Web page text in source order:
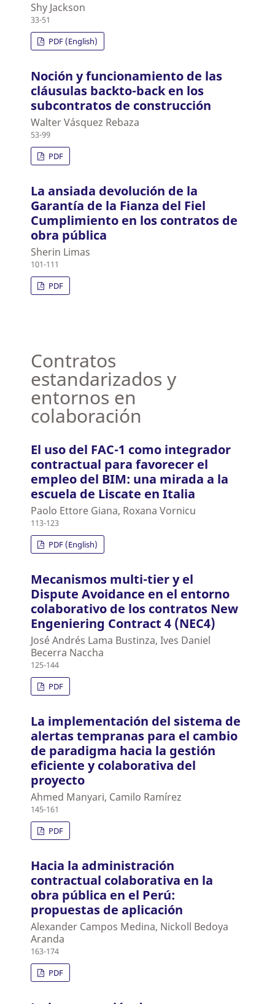
Shy Jackson
33-51
PDF (English)
Noción y funcionamiento de las
cláusulas backto-back en los
subcontratos de construcción
Walter Vásquez Rebaza
53-99
PDF
La ansiada devolución de la
Garantía de la Fianza del Fiel
Cumplimiento en los contratos de
obra pública
Sherin Limas
101-111
PDF
Contratos
estandarizados y
entornos en
colaboración
El uso del FAC-1 como integrador
contractual para favorecer el
empleo del BIM: una mirada a la
escuela de Liscate en Italia
Paolo Ettore Giana, Roxana Vornicu
113-123
PDF (English)
Mecanismos multi-tier y el
Dispute Avoidance en el entorno
colaborativo de los contratos New
Engeniering Contract 4 (NEC4)
José Andrés Lama Bustinza, Ives Daniel
Becerra Naccha
125-144
PDF
La implementación del sistema de
alertas tempranas para el cambio
de paradigma hacia la gestión
eficiente y colaborativa del
proyecto
Ahmed Manyari, Camilo Ramírez
145-161
PDF
Hacia la administración
contractual colaborativa en la
obra pública en el Perú:
propuestas de aplicación
Alexander Campos Medina, Nickoll Bedoya
Aranda
163-174
PDF